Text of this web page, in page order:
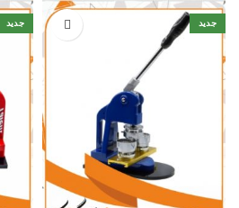
جدید جدید